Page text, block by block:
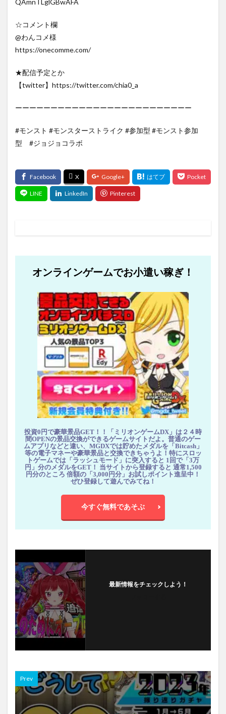
QAmnTLglGBwAFA
☆コメント欄
@わんコメ様
https://onecomme.com/
★配信予定とか
【twitter】https://twitter.com/chia0_a
ーーーーーーーーーーーーーーーーーーーーーーーーー
#モンスト #モンスターストライク #参加型 #モンスト参加
型 #ジョジョコラボ
オンラインゲームでお小遣い稼ぎ！
投資0円で豪華景品GET！！「ミリオンゲームDX」は２４時
間OPENの景品交換ができるゲームサイトだよ。普通のゲー
ムアプリなどと違い、MGDXでは貯めたメダルを「Bitcash」
等の電子マネーや豪華景品と交換できちゃうよ！特にスロッ
トゲームでは「ラッシュモード」に突入すると 1回で「3万
円」分のメダルをGET！ 当サイトから登録すると 通常1,500
円分のところ 倍額の「3,000円分」お試しポイント進呈中！
ぜひ登録して遊んでみてね！
今すぐ無料であそぶ
最新情報をチェックしよう！
Prev